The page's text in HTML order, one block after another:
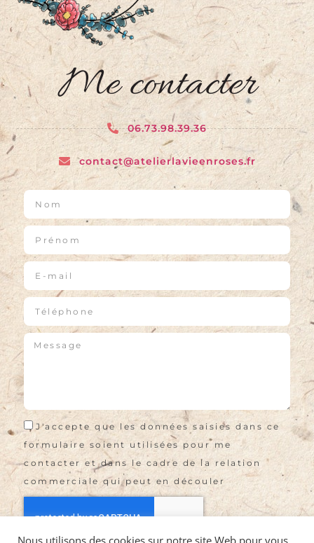
Me contacter
06.73.98.39.36
contact@atelierlavieenroses.fr
J'accepte que les données saisies dans ce
formulaire soient utilisées pour me
contacter et dans le cadre de la relation
commerciale qui peut en découler
Nous utilisons des cookies sur notre site Web pour vous